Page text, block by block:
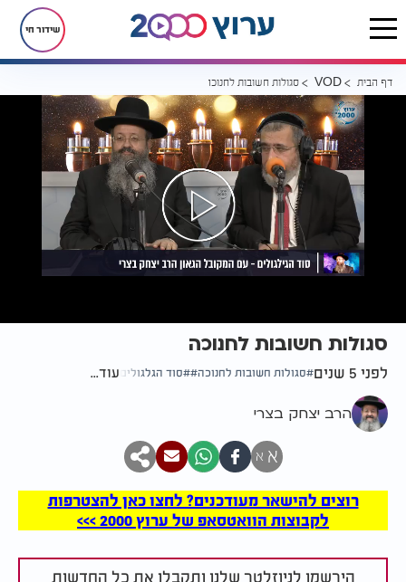
שידור חי
דף הבית VOD סגולות חשובות לחנוכה
סגולות חשובות לחנוכה
לפני 5 שנים סגולות חשובות לחנוכה סוד הגלגולים עוד...
הרב יצחק בצרי
א א
רוצים להישאר מעודכנים? לחצו כאן להצטרפות
לקבוצות הוואטסאפ של ערוץ 2000 >>>
הירשמו לניוזלטר שלנו ותקבלו את כל החדשות